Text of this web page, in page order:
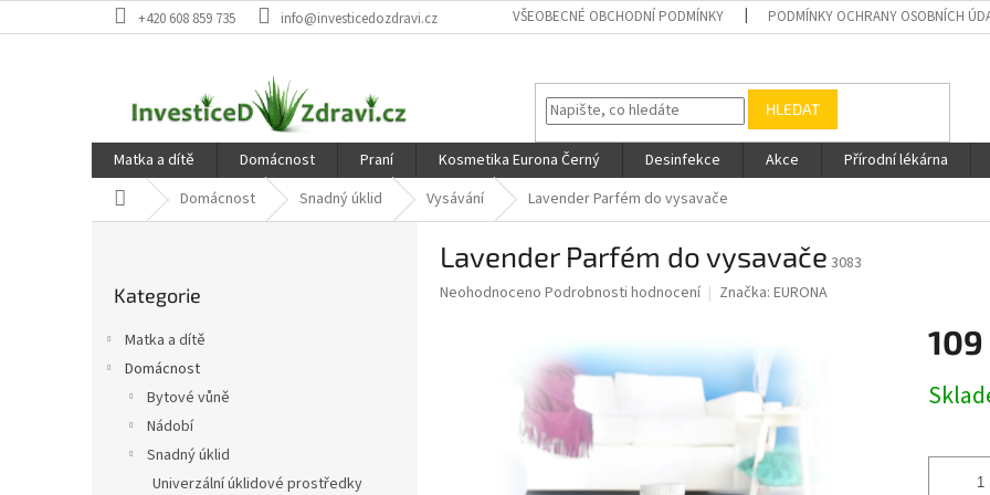
na
+420 608 859 735 info@investicedozdravi.cz VŠEOBECNÉ OBCHODNÍ PODMÍNKY PODMÍNKY OCHRANY OSOBNÍCH
HLEDAT
Matka a dítě Domácnost Praní Kosmetika Eurona Černý Desinfekce Akce Přírodní lékárna
Domů Domácnost Snadný úklid Vysávání Lavender Parfém do vysavače
kategorie
Kategorie
Matka a dítě
Domácnost
Bytové vůně
Nádobí
Snadný úklid
Univerzální úklidové prostředky
Lavender Parfém do vysavače 3083
Průměrné
Neohodnoceno Podrobnosti hodnocení Značka: EURONA
109
cena: